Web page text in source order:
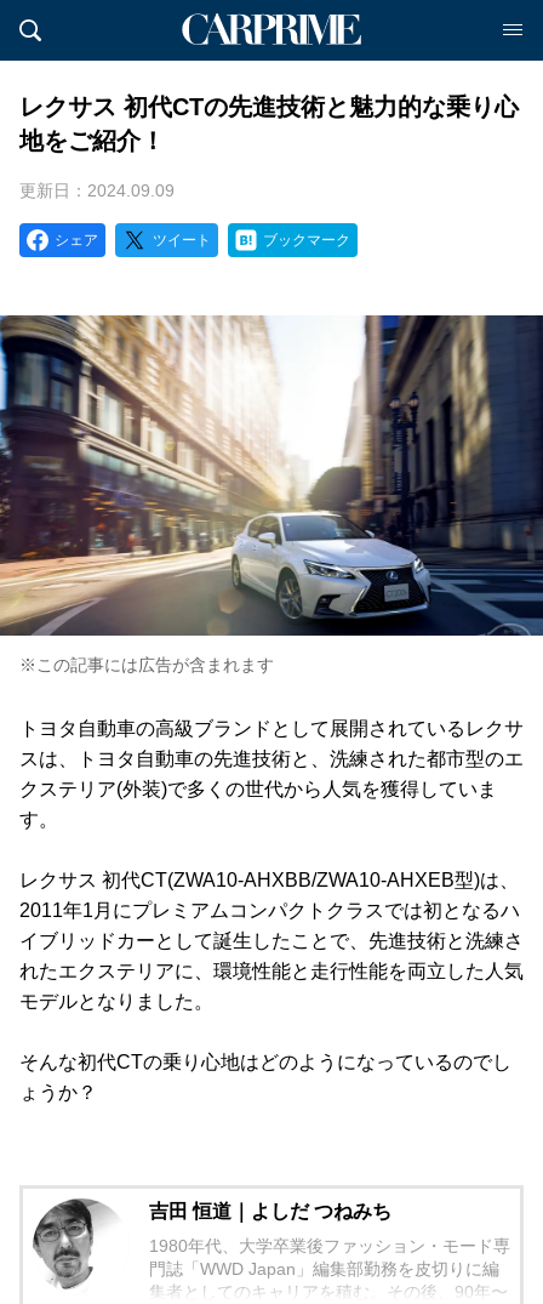
レクサス 初代CTの先進技術と魅力的な乗り心
地をご紹介！
更新日：2024.09.09
シェア ツイート ブックマーク
※この記事には広告が含まれます
トヨタ自動車の高級ブランドとして展開されているレクサ
スは、トヨタ自動車の先進技術と、洗練された都市型のエ
クステリア(外装)で多くの世代から人気を獲得していま
す。
レクサス 初代CT(ZWA10-AHXBB/ZWA10-AHXEB型)は、
2011年1月にプレミアムコンパクトクラスでは初となるハ
イブリッドカーとして誕生したことで、先進技術と洗練さ
れたエクステリアに、環境性能と走行性能を両立した人気
モデルとなりました。
そんな初代CTの乗り心地はどのようになっているのでし
ょうか？
吉田 恒道｜よしだ つねみち
1980年代、大学卒業後ファッション・モード専
門誌「WWD Japan」編集部勤務を皮切りに編
集者としてのキャリアを積む。その後、90年〜